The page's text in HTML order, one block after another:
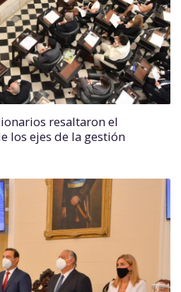
resaltaron el
los ejes de la gestión